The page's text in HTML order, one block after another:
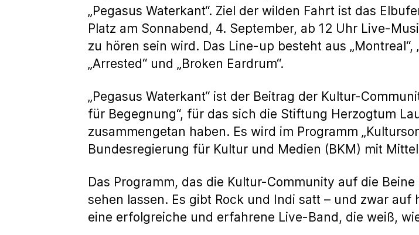
„Pegasus Waterkant“. Ziel der wilden Fahrt ist das
Platz am Sonnabend, 4. September, ab 12 Uhr Live-
zu hören sein wird. Das Line-up besteht aus „Montreal“,
„Arrested“ und „Broken Eardrum“.
„Pegasus Waterkant“ ist der Beitrag der Kultur-
für Begegnung“, für das sich die Stiftung Herzogtum
zusammengetan haben. Es wird im Programm
Bundesregierung für Kultur und Medien (BKM) mit
Das Programm, das die Kultur-Community auf die
sehen lassen. Es gibt Rock und Indi satt – und zwar auf
eine erfolgreiche und erfahrene Live-Band, die weiß,